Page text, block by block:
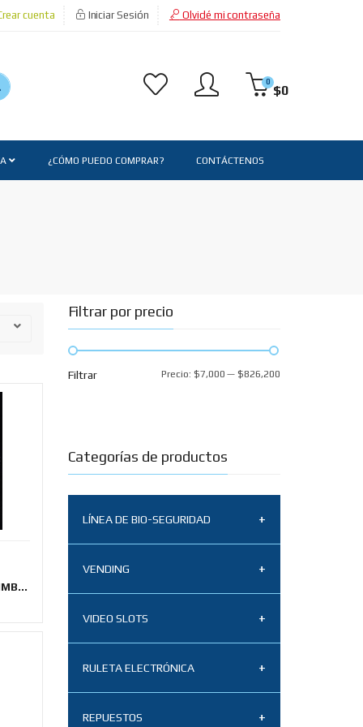
cuenta Iniciar Sesión Olvidé mi contraseña
0
$0
¿CÓMO PUEDO COMPRAR? CONTÁCTENOS
Filtrar por precio
Filtrar Precio: $7,000 — $826,200
Categorías de productos
LÍNEA DE BIO-SEGURIDAD
Tapabocas N95
Termómetro infrarrojo
BZ-R6 x 2 unidades
limpiador amonio
cuaternario nivel 5
VENDING
Sistemas de aceptación
Vending repuestos
CASHFLOW Series 7000
VIDEO SLOTS
Multipoker
Multigame
RULETA ELECTRÓNICA
Ruleta 8 módulos
REPUESTOS